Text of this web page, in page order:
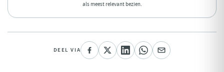
als meest relevant bezien.
DEEL VIA